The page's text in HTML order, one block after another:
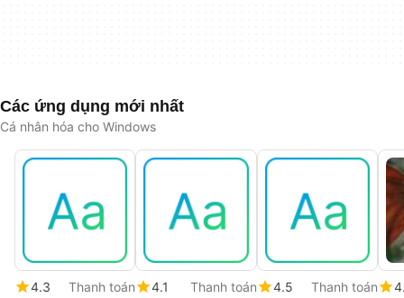
Các ứng dụng mới nhất
Cá nhân hóa cho Windows
4.3
Thanh toán
4.1
Thanh toán
4.5
Thanh toán